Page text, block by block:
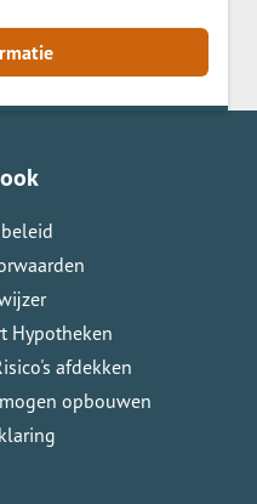
Hypotheken
afdekken
opbouwen